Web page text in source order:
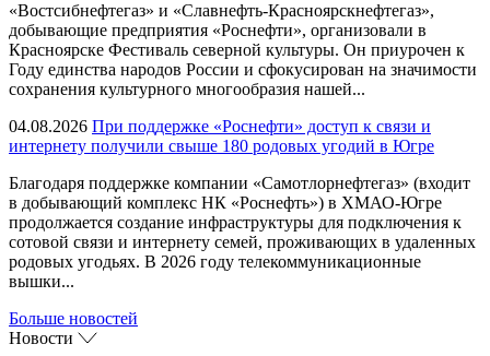
«Востсибнефтегаз» и «Славнефть-Красноярскнефтегаз»,
добывающие предприятия «Роснефти», организовали в
Красноярске Фестиваль северной культуры. Он приурочен к
Году единства народов России и сфокусирован на значимости
сохранения культурного многообразия нашей...
04.08.2026 При поддержке «Роснефти» доступ к связи и
интернету получили свыше 180 родовых угодий в Югре
Благодаря поддержке компании «Самотлорнефтегаз» (входит
в добывающий комплекс НК «Роснефть») в ХМАО-Югре
продолжается создание инфраструктуры для подключения к
сотовой связи и интернету семей, проживающих в удаленных
родовых угодьях. В 2026 году телекоммуникационные
вышки...
Больше новостей
Новости